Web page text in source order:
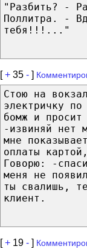
"Разбить? -
Поллитра. -
тебя!!!..."
[+ 35 - ]
Стою на
электричку
бомж и
-извиняй нет
мне
оплаты
Говорю: -
меня не
ты свалишь,
клиент.
[+ 19 - ]